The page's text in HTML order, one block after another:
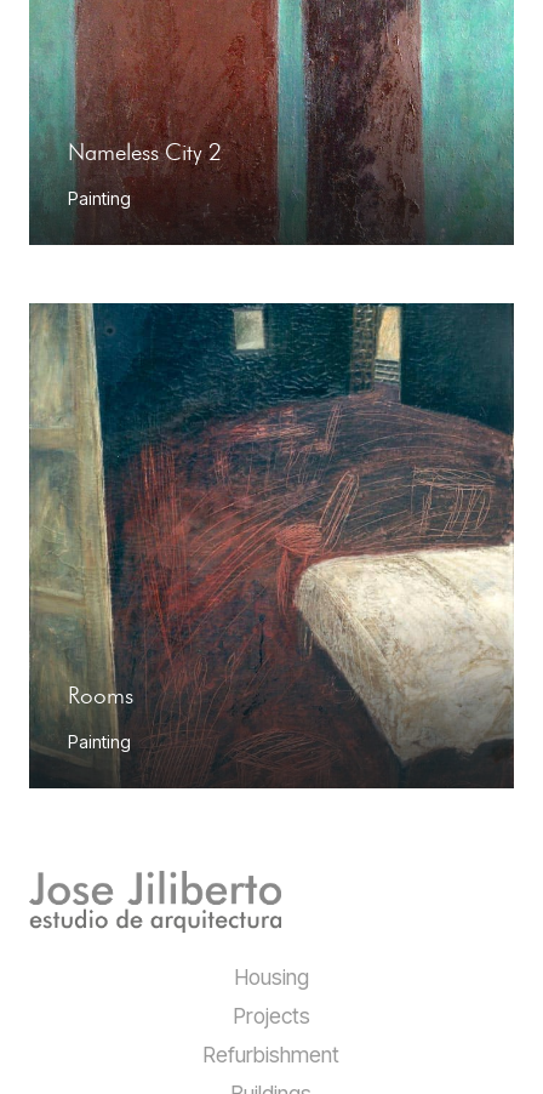
Nameless City 2
Painting
Rooms
Painting
Housing
Projects
Refurbishment